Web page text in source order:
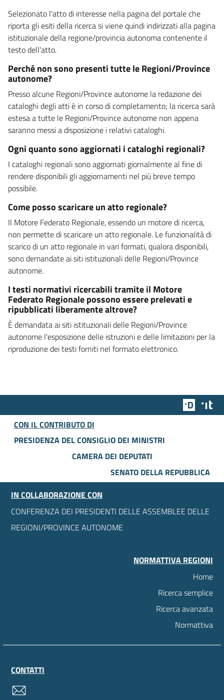
Selezionato l'atto di interesse nella pagina del portale che
riporta gli esiti della ricerca si viene quindi indirizzati alla pagina
istituzionale della regione/provincia autonoma contenente il
testo dell'atto.
Perché non sono presenti tutte le Regioni/Province
autonome?
Presso alcune Regioni/Province autonome la redazione dei
cataloghi degli atti è in corso di completamento; la ricerca sarà
estesa a tutte le Regioni/Province autonome non appena
saranno messi a disposizione i relativi cataloghi.
Ogni quanto sono aggiornati i cataloghi regionali?
I cataloghi regionali sono aggiornati giornalmente al fine di
rendere disponibili gli aggiornamenti nel più breve tempo
possibile.
Come posso scaricare un atto regionale?
Il Motore Federato Regionale, essendo un motore di ricerca,
non permette di scaricare un atto regionale. Le funzionalità di
scarico di un atto regionale in vari formati, qualora disponibili,
sono demandate ai siti istituzionali delle Regioni/Province
autonome.
I testi normativi ricercabili tramite il Motore
Federato Regionale possono essere prelevati e
ripubblicati liberamente altrove?
È demandata ai siti istituzionali delle Regioni/Province
autonome l'esposizione delle istruzioni e delle limitazioni per la
riproduzione dei testi forniti nel formato elettronico.
Team
CON IL CONTRIBUTO DI
PRESIDENZA DEL CONSIGLIO DEI MINISTRI
CAMERA DEI DEPUTATI
SENATO DELLA REPUBBLICA
IN COLLABORAZIONE CON
CONFERENZA DEI PRESIDENTI DELLE ASSEMBLEE DELLE
REGIONI/PROVINCE AUTONOME
NORMATTIVA REGIONI
Home
Ricerca semplice
Ricerca avanzata
Normattiva
CONTATTI